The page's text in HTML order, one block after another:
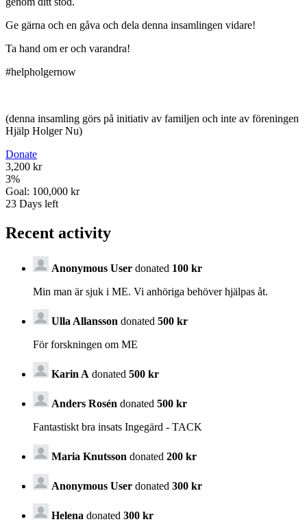
Ge gärna och en gåva och dela denna insamlingen vidare!
Ta hand om er och varandra!
#helpholgernow
(denna insamling görs på initiativ av familjen och inte av föreningen
Hjälp Holger Nu)
Donate
3,200 kr
3%
Goal: 100,000 kr
23 Days left
Recent activity
Anonymous User donated 100 kr
Min man är sjuk i ME. Vi anhöriga behöver hjälpas åt.
Ulla Allansson donated 500 kr
För forskningen om ME
Karin A donated 500 kr
Anders Rosén donated 500 kr
Fantastiskt bra insats Ingegärd - TACK
Maria Knutsson donated 200 kr
Anonymous User donated 300 kr
Helena donated 300 kr